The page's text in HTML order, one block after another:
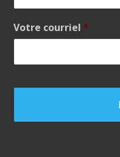
Votre courriel *